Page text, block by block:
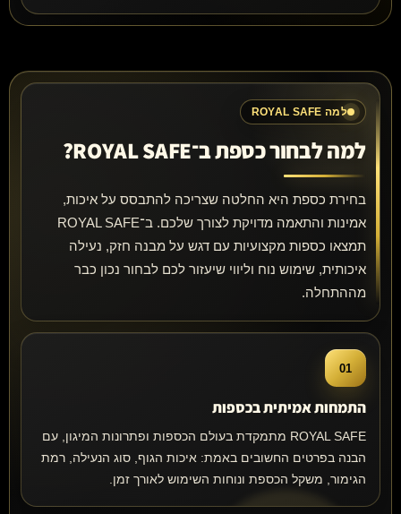
למה ROYAL SAFE
למה לבחור כספת ב־ROYAL SAFE?
בחירת כספת היא החלטה שצריכה להתבסס על איכות,
אמינות והתאמה מדויקת לצורך שלכם. ב־ROYAL SAFE
תמצאו כספות מקצועיות עם דגש על מבנה חזק, נעילה
איכותית, שימוש נוח וליווי שיעזור לכם לבחור נכון כבר
מההתחלה.
01
התמחות אמיתית בכספות
ROYAL SAFE מתמקדת בעולם הכספות ופתרונות המיגון, עם
הבנה בפרטים החשובים באמת: איכות הגוף, סוג הנעילה, רמת
הגימור, משקל הכספת ונוחות השימוש לאורך זמן.